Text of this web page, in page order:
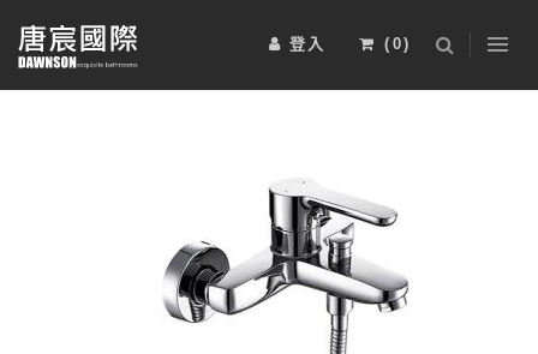
登入 ( 0)
浴室櫃 五金配件 淋浴拉門
其他
2025-BRAVAT-6
2025-BRAVAT-4 2025-BRAVAT-3